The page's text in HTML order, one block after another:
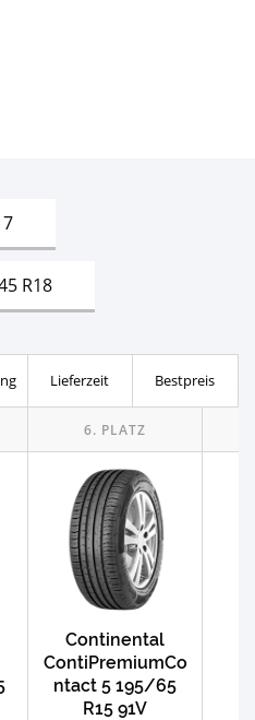
Test
R18Test
R17
Lieferzeit Bestpreis
Continental
ContiPremiumCo
ntact 5 195/65
R15 91V